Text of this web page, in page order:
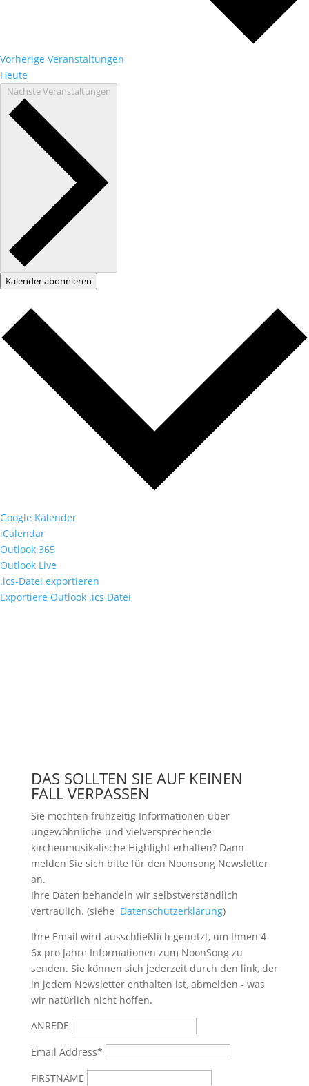
Vorherige Veranstaltungen
Heute
NächsteVeranstaltungen
Kalender abonnieren
Google Kalender
iCalendar
Outlook 365
Outlook Live
.ics-Datei exportieren
Exportiere Outlook .ics Datei
DAS SOLLTEN SIE AUF KEINEN
FALL VERPASSEN
Sie möchten frühzeitig Informationen über
ungewöhnliche und vielversprechende
kirchenmusikalische Highlight erhalten? Dann
melden Sie sich bitte für den Noonsong Newsletter
an.
Ihre Daten behandeln wir selbstverständlich
vertraulich. (siehe Datenschutzerklärung)
Ihre Email wird ausschließlich genutzt, um Ihnen 4-
6x pro Jahre Informationen zum NoonSong zu
senden. Sie können sich jederzeit durch den link, der
in jedem Newsletter enthalten ist, abmelden - was
wir natürlich nicht hoffen.
ANREDE
Email Address*
FIRSTNAME